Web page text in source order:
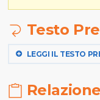
Testo
LEGGI IL TESTO
Relazione